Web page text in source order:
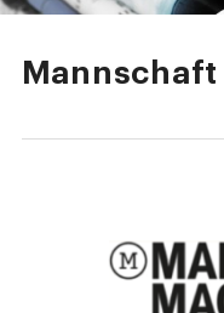
Mannschaft